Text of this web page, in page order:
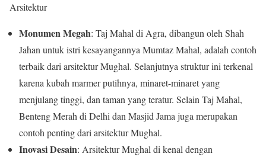
Arsitektur
Monumen Megah: Taj Mahal di Agra, dibangun oleh Shah
Jahan untuk istri kesayangannya Mumtaz Mahal, adalah contoh
terbaik dari arsitektur Mughal. Selanjutnya struktur ini terkenal
karena kubah marmer putihnya, minaret-minaret yang
menjulang tinggi, dan taman yang teratur. Selain Taj Mahal,
Benteng Merah di Delhi dan Masjid Jama juga merupakan
contoh penting dari arsitektur Mughal.
Inovasi Desain: Arsitektur Mughal di kenal dengan